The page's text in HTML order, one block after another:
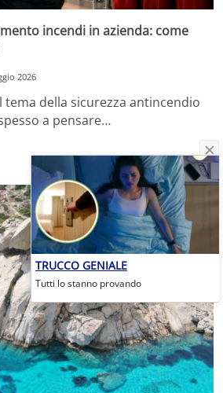
incendi in azienda: come
2026
della sicurezza antincendio
a pensare…
TRUCCO GENIALE
Tutti lo stanno provando